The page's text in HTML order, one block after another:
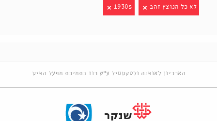
לא כל הנוצץ זהב 1930s
הארכיון לאופנה ולטקסטיל ע"ש רוז בתמיכת מפעל הפיס